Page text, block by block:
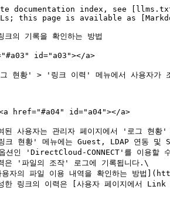
documentation index, see
this page is available as
의 기록을 확인하는 방법
id="a03"></a>
현황' > '링크 이력' 메뉴에서 사용자가
<a href="#a04" id="a04"></a>
된 사용자는 관리자 페이지에서 '로그 현황'
현황' 메뉴에는 Guest, LDAP 연동 및
인 'DirectCloud-CONNECT'를 이용할 수
은 '파일의 조작' 로그에 기록됩니다.\
성한 링크의 이력은 [사용자 페이지에